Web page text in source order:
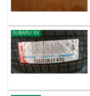
SUBARU XV